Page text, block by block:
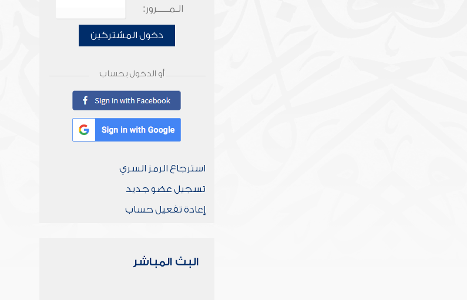
الـمـــــرور:
دخول المشتركين
أو الدخول بحساب
استرجاع الرمز السري
تسجيل عضو جديد
إعادة تفعيل حساب
البث المباشر